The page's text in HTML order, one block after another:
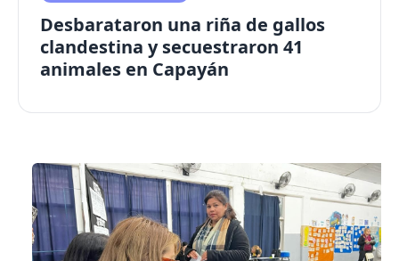
Desbarataron una riña de gallos
clandestina y secuestraron 41
animales en Capayán